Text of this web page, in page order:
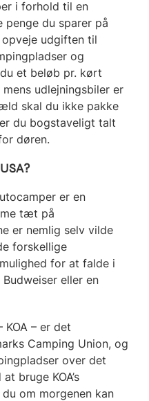
i forhold til en
penge du sparer på
udgiften til
og
et beløb pr. kørt
udlejningsbiler er
skal du ikke pakke
du bogstaveligt talt
døren.
er en
tæt på
er nemlig selv vilde
forskellige
for at falde i
eller en
KOA – er det
Camping Union, og
over det
bruge KOA’s
om morgenen kan